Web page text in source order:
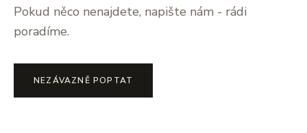
Pokud něco nenajdete, napište nám - rádi
poradíme.
NEZÁVAZNĚ POPTAT